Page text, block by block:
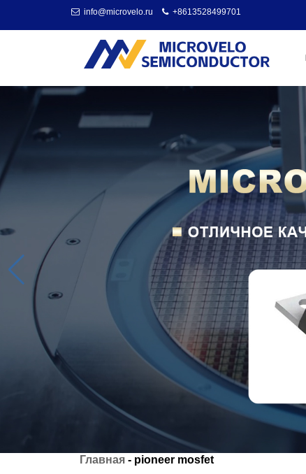
info@microvelo.ru +8613528499701
Главная - pioneer mosfet